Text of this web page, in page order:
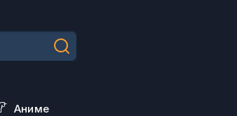
Aниме